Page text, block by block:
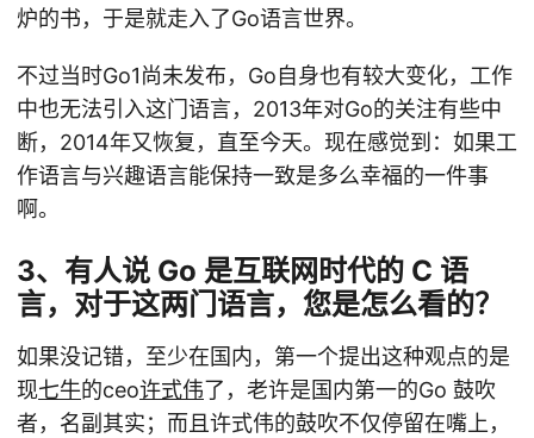
炉的书，于是就走入了Go语言世界。
不过当时Go1尚未发布，Go自身也有较大变化，工作
中也无法引入这门语言，2013年对Go的关注有些中
断，2014年又恢复，直至今天。现在感觉到：如果工
作语言与兴趣语言能保持一致是多么幸福的一件事
啊。
3、有人说 Go 是互联网时代的 C 语
言，对于这两门语言，您是怎么看的？
如果没记错，至少在国内，第一个提出这种观点的是
现七牛的ceo许式伟了，老许是国内第一的Go 鼓吹
者，名副其实；而且许式伟的鼓吹不仅停留在嘴上，